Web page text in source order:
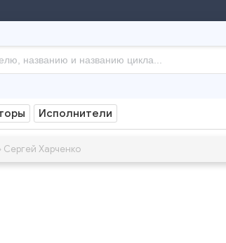
Исполнители
Сергей Харченко